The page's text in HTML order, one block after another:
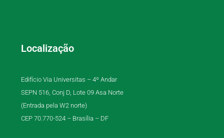
Localização
Edifício Via Universitas – 4º Andar
SEPN 516, Conj D, Lote 09 Asa Norte
(Entrada pela W2 norte)
CEP 70.770-524 – Brasília – DF